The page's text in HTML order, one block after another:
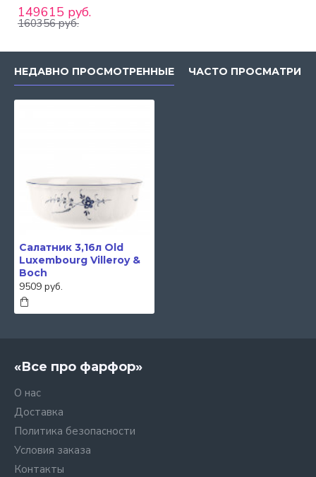
149615 руб.
160356 руб.
НЕДАВНО ПРОСМОТРЕННЫЕ ЧАСТО
Салатник 3,16л Old
Luxembourg Villeroy &
Boch
9509 руб.
«Все про фарфор»
О нас
Доставка
Политика безопасности
Условия заказа
Контакты